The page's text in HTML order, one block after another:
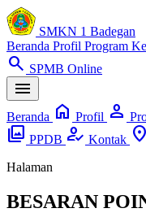
SMKN 1 Badegan
Beranda Profil Program
search SPMB Online
menu
Beranda home Profil person
photo_library PPDB how_to_reg Kontak location_on
Halaman
BESARAN